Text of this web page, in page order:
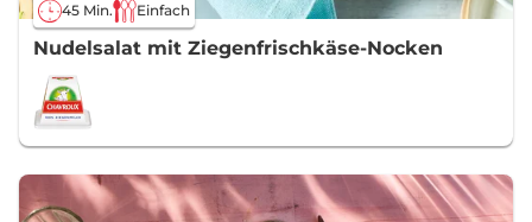
45 Min. Einfach
Nudelsalat mit Ziegenfrischkäse-Nocken